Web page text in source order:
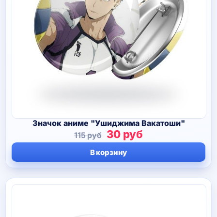
Значок аниме "Ушиджима Вакатоши"
115руб Первоначальная
цена
составляла
115 руб.
30 рубТекущая
цена:
30 руб.
В корзину